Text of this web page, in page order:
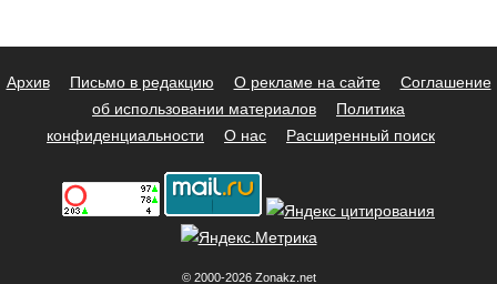
Архив Письмо в редакцию О рекламе на сайте
Соглашение
об использовании материалов
Политика
конфиденциальности
О нас Расширенный поиск
© 2000-2026 Zonakz.net